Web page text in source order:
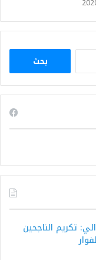
البحث
تكريم الناجحين